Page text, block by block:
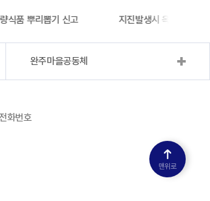
식품 뿌리뽑기 신고 지진발생시 옥외대피소
완주마을공동체
화번호
맨위로